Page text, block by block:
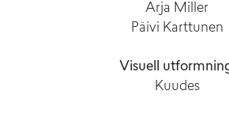
Arja Miller
Päivi Karttunen
Visuell
Kuudes